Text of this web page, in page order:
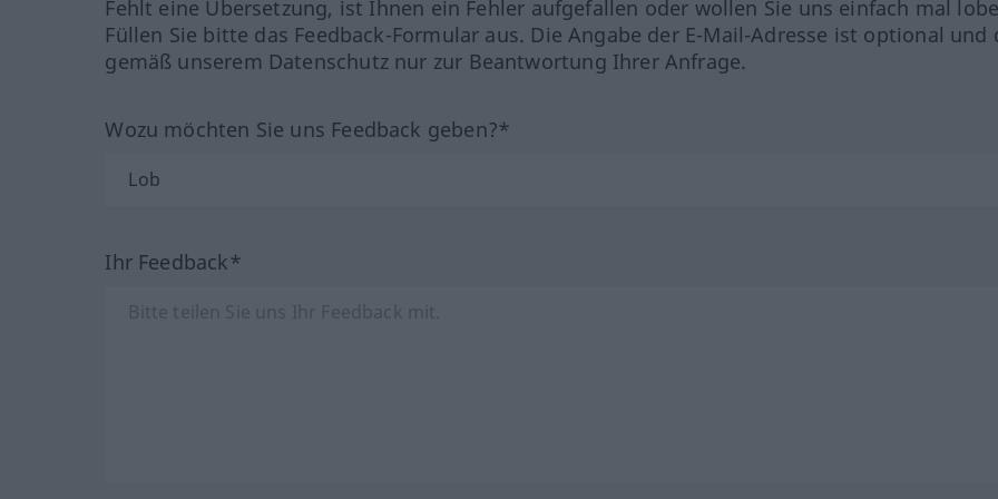
Fehlt eine Übersetzung, ist Ihnen ein Fehler aufgefallen oder wollen Sie uns einfach mal
Füllen Sie bitte das Feedback-Formular aus. Die Angabe der E-Mail-Adresse ist optional und
gemäß unserem Datenschutz nur zur Beantwortung Ihrer Anfrage.
Wozu möchten Sie uns Feedback geben?*
Ihr Feedback*